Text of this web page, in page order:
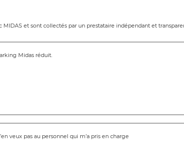
et sont collectés par un prestataire indépendant et
Midas réduit.
veux pas au personnel qui m’a pris en charge